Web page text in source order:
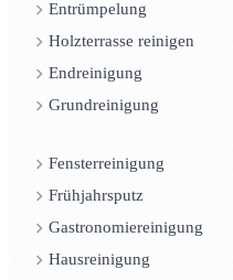
Entrümpelung
Holzterrasse reinigen
Endreinigung
Grundreinigung
Fensterreinigung
Frühjahrsputz
Gastronomiereinigung
Hausreinigung